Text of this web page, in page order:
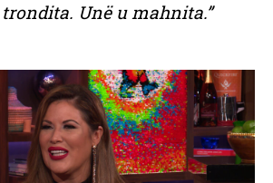
Unë u mahnita.”